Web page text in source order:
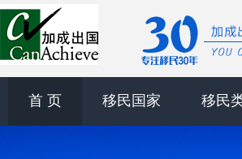
首 页 移民国家 移民